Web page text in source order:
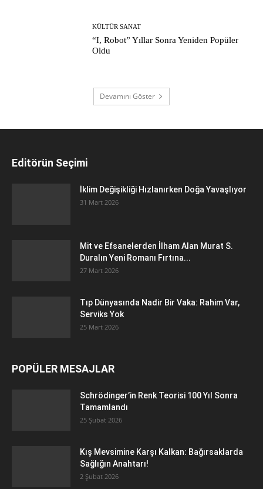
KÜLTÜR SANAT
“I, Robot” Yıllar Sonra Yeniden Popüler
Oldu
Devamını Göster
Editörün Seçimi
İklim Değişikliği Hızlanırken Doğa Yavaşlıyor
31 Mart 2026
Mit ve Efsanelerden İlham Alan Murat S.
Duralın Yeni Romanı Fırtına...
27 Mart 2026
Tıp Dünyasında Nadir Bir Vaka: Rahim Var,
Serviks Yok
25 Mart 2026
POPÜLER MESAJLAR
Schrödinger’in Renk Teorisi 100 Yıl Sonra
Tamamlandı
25 Şubat 2026
Kış Mevsimine Karşı Kalkan: Bağırsaklarda
Sağlığın Anahtarı!
2 Şubat 2026